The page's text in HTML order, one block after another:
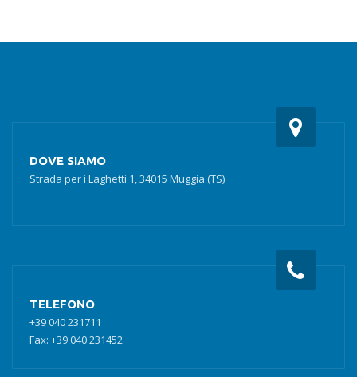
DOVE SIAMO
Strada per i Laghetti 1, 34015 Muggia (TS)
TELEFONO
+39 040 231711
Fax: +39 040 231452